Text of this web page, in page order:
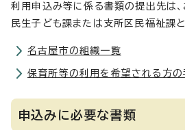
利用申込み等に係る書類の提出先は
民生子ども課または支所区民福祉課と
名古屋市の組織一覧
保育所等の利用を希望される方の
申込みに必要な書類